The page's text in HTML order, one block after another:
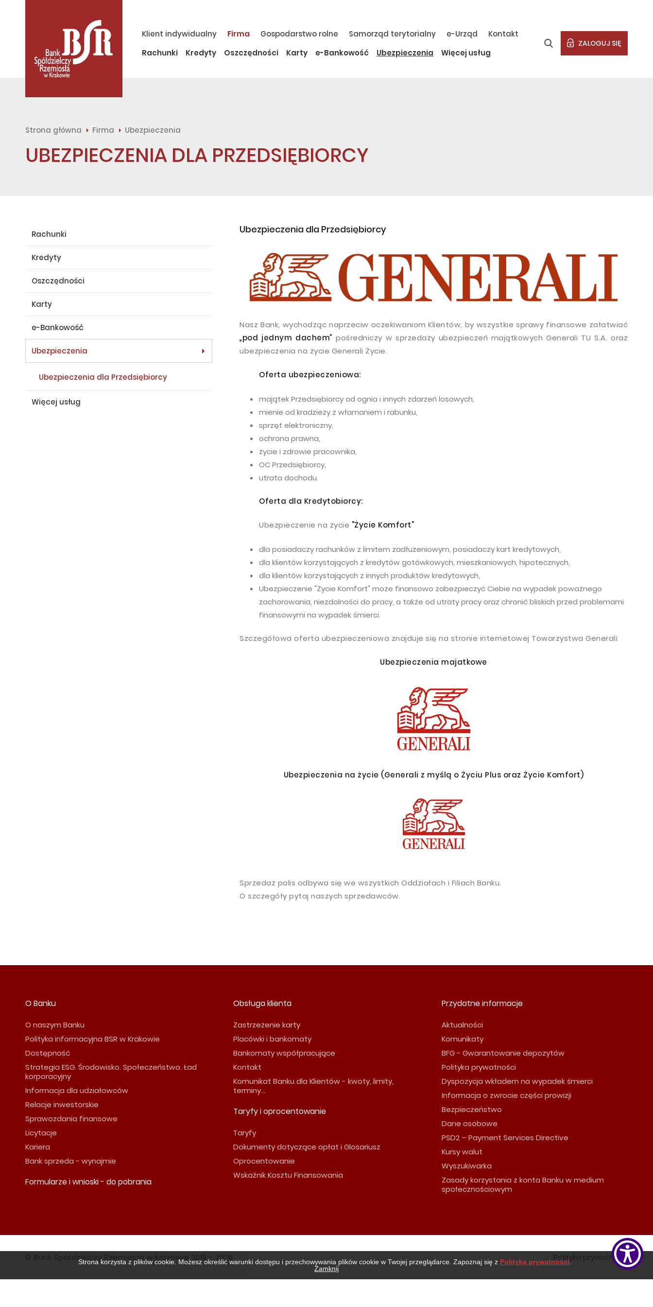
Klient indywidualny Firma Gospodarstwo rolne Samorząd terytorialny e-Urząd
Kontakt
Rachunki
Kredyty Oszczędności Karty e-Bankowość Ubezpieczenia Więcej usług
ZALOGUJ SIĘ
Strona główna Firma Ubezpieczenia
UBEZPIECZENIA DLA PRZEDSIĘBIORCY
Rachunki
Kredyty
Oszczędności
Karty
e-Bankowość
Ubezpieczenia
Ubezpieczenia dla Przedsiębiorcy
Więcej usług
Ubezpieczenia dla Przedsiębiorcy
Nasz Bank, wychodząc naprzeciw oczekiwaniom Klientów, by wszystkie sprawy finansowe załatwiać
„pod jednym dachem” pośredniczy w sprzedaży ubezpieczeń majątkowych Generali TU S.A. oraz
ubezpieczenia na życie Generali Życie.
Oferta ubezpieczeniowa:
majątek Przedsiębiorcy od ognia i innych zdarzeń losowych,
mienie od kradzieży z włamaniem i rabunku,
sprzęt elektroniczny,
ochrona prawna,
życie i zdrowie pracownika,
OC Przedsiębiorcy,
utrata dochodu.
Oferta dla Kredytobiorcy:
Ubezpieczenie na życie "Życie Komfort"
dla posiadaczy rachunków z limitem zadłużeniowym, posiadaczy kart kredytowych,
dla klientów korzystających z kredytów gotówkowych, mieszkaniowych, hipotecznych,
dla klientów korzystających z innych produktów kredytowych,
Ubezpieczenie "Życie Komfort" może finansowo zabezpieczyć Ciebie na wypadek poważnego
zachorowania, niezdolności do pracy, a także od utraty pracy oraz chronić bliskich przed problemami
finansowymi na wypadek śmierci.
Szczegółowa oferta ubezpieczeniowa znajduje się na stronie internetowej Towarzystwa Generali:
Ubezpieczenia majatkowe
Ubezpieczenia na życie (Generali z myślą o Życiu Plus oraz Życie Komfort)
Sprzedaż polis odbywa się we wszystkich Oddziałach i Filiach Banku.
O szczegóły pytaj naszych sprzedawców.
O Banku
O naszym Banku
Polityka informacyjna BSR w Krakowie
Dostępność
Strategia ESG. Środowisko. Społeczeństwo. Ład
korporacyjny
Informacja dla udziałowców
Relacje inwestorskie
Sprawozdania finansowe
Licytacje
Kariera
Bank sprzeda - wynajmie
Formularze i wnioski - do pobrania
Obsługa klienta
Zastrzeżenie karty
Placówki i bankomaty
Bankomaty współpracujące
Kontakt
Komunikat Banku dla Klientów - kwoty, limity,
terminy...
Taryfy i oprocentowanie
Taryfy
Dokumenty dotyczące opłat i Glosariusz
Oprocentowanie
Wskaźnik Kosztu Finansowania
Przydatne informacje
Aktualności
Komunikaty
BFG - Gwarantowanie depozytów
Polityka prywatności
Dyspozycja wkładem na wypadek śmierci
Informacja o zwrocie części prowizji
Bezpieczeństwo
Dane osobowe
PSD2 – Payment Services Directive
Kursy walut
Wyszukiwarka
Zasady korzystania z konta Banku w medium
społecznościowym
© Bank Spółdzielczy Rzemiosła w Krakowie 2019 - 2026 Polityka prywatności
Strona korzysta z plików cookie. Możesz określić warunki dostępu i przechowywania plików cookie w Twojej przeglądarce. Zapoznaj się z Polityką prywatności.
Zamknij